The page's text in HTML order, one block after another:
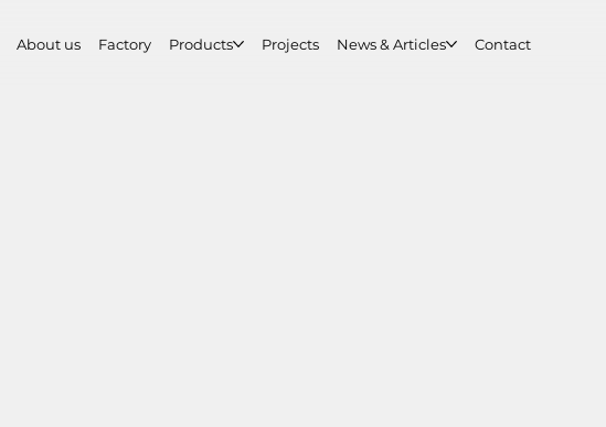
About us Factory Products Projects News & Articles Contact